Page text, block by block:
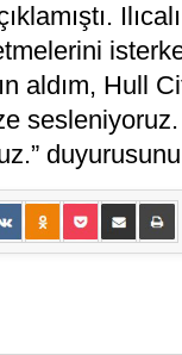
aldım, Hull